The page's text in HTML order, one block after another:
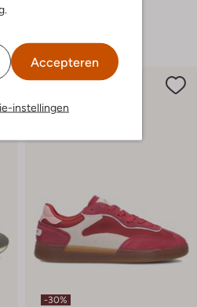
.
Accepteren
instellingen
-30%